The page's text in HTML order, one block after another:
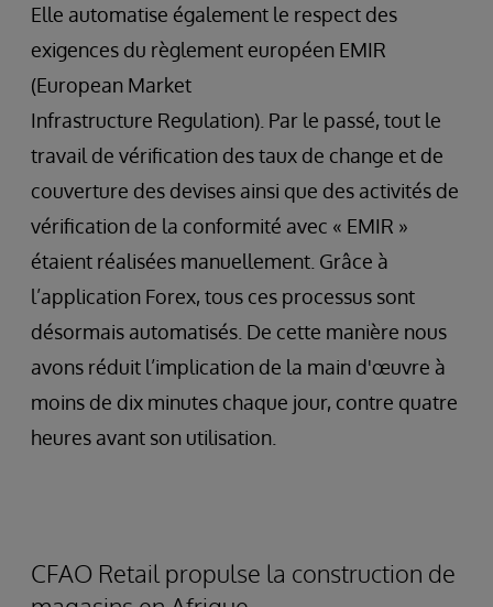
Elle automatise également le respect des
exigences du règlement européen EMIR
(European Market
Infrastructure Regulation). Par le passé, tout le
travail de vérification des taux de change et de
couverture des devises ainsi que des activités de
vérification de la conformité avec « EMIR »
étaient réalisées manuellement. Grâce à
l’application Forex, tous ces processus sont
désormais automatisés. De cette manière nous
avons réduit l’implication de la main d'œuvre à
moins de dix minutes chaque jour, contre quatre
heures avant son utilisation.
CFAO Retail propulse la construction de